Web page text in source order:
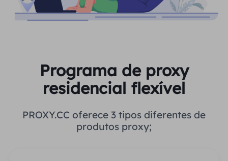
Programa de proxy
residencial flexível
PROXY.CC oferece 3 tipos diferentes de
produtos proxy;